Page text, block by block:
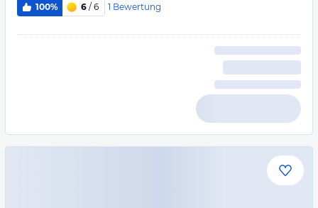
100% 6 / 6 1 Bewertung